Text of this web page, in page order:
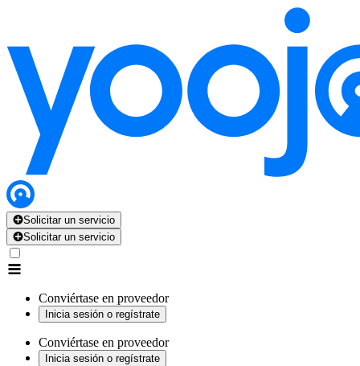
Solicitar un servicio
Solicitar un servicio
Conviértase en proveedor
Inicia sesión o regístrate
Conviértase en proveedor
Inicia sesión o regístrate